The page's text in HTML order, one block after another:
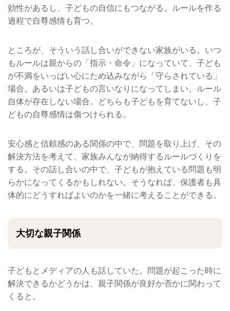
効性があるし、子どもの自信にもつながる。ルールを作る
過程で自尊感情も育つ。
ところが、そういう話し合いができない家族がいる。いつ
もルールは親からの「指示・命令」になっていて、子ども
が不満をいっぱい心にため込みながら「守らされている」
場合。あるいは子どもの言いなりになってしまい、ルール
自体が存在しない場合。どちらも子どもを育てないし、子
どもの自尊感情は傷つけられる。
安心感と信頼感のある関係の中で、問題を取り上げ、その
解決方法を考えて、家族みんなが納得するルールづくりを
する。その話し合いの中で、子どもが抱えている問題も明
らかになってくるかもしれない。そうなれば、保護者も具
体的にどうすればよいのかを一緒に考えることができる。
大切な親子関係
子どもとメディアの人も話していた。問題が起こった時に
解決できるかどうかは、親子関係が良好か否かに関わって
くると。